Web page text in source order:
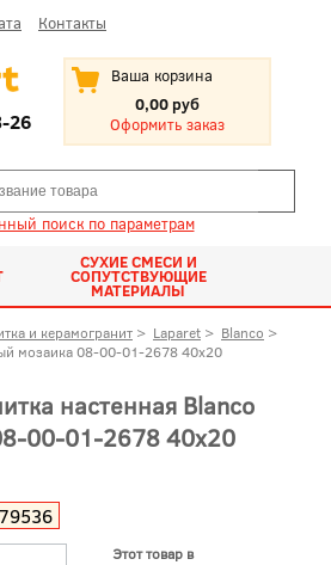
Контакты
26
Ваша корзина
0,00 руб
Оформить заказ
поиск по параметрам
СУХИЕ СМЕСИ И
СОПУТСТВУЮЩИЕ
МАТЕРИАЛЫ
и керамогранит > Laparet > Blanco >
мозаика 08-00-01-2678 40x20
настенная Blanco
00-01-2678 40x20
Этот товар в